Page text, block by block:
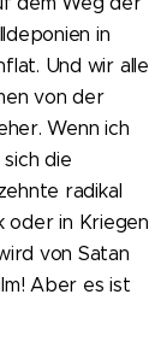
in
Und wir alle
von der
Wenn ich
die
radikal
oder in Kriegen
von Satan
Aber es ist